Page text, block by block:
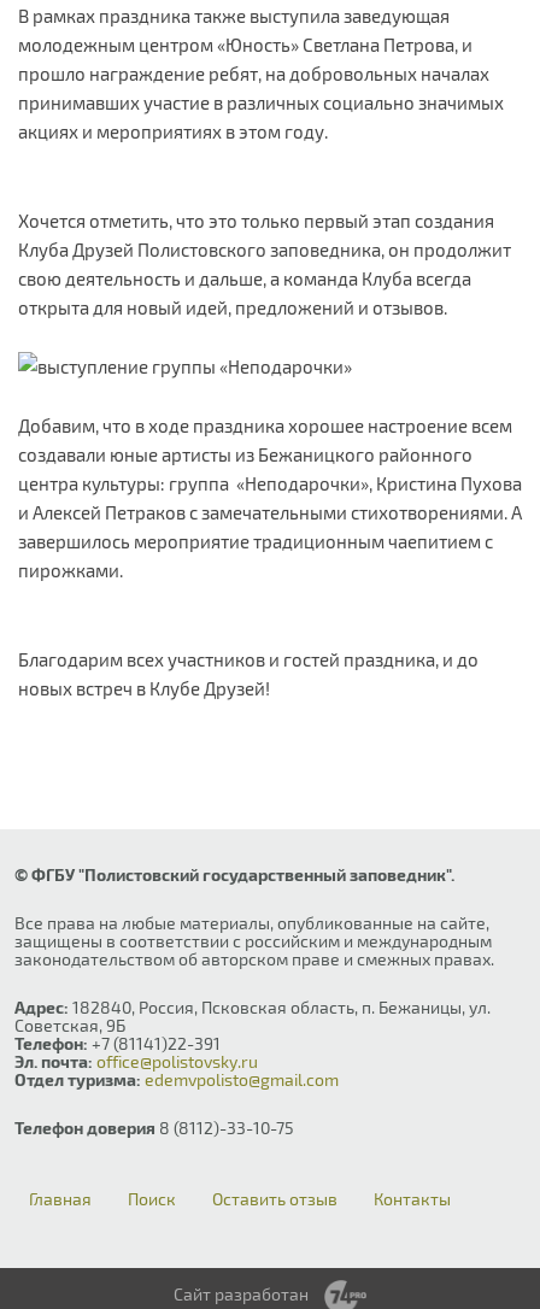
В рамках праздника также выступила заведующая
молодежным центром «Юность» Светлана Петрова, и
прошло награждение ребят, на добровольных началах
принимавших участие в различных социально значимых
акциях и мероприятиях в этом году.
Хочется отметить, что это только первый этап создания
Клуба Друзей Полистовского заповедника, он продолжит
свою деятельность и дальше, а команда Клуба всегда
открыта для новый идей, предложений и отзывов.
Добавим, что в ходе праздника хорошее настроение всем
создавали юные артисты из Бежаницкого районного
центра культуры: группа «Неподарочки», Кристина Пухова
и Алексей Петраков с замечательными стихотворениями. А
завершилось мероприятие традиционным чаепитием с
пирожками.
Благодарим всех участников и гостей праздника, и до
новых встреч в Клубе Друзей!
© ФГБУ "Полистовский государственный заповедник".
Все права на любые материалы, опубликованные на сайте,
защищены в соответствии с российским и международным
законодательством об авторском праве и смежных правах.
Адрес: 182840, Россия, Псковская область, п. Бежаницы, ул.
Советская, 9Б
Телефон: +7 (81141)22-391
Эл. почта: office@polistovsky.ru
Отдел туризма: edemvpolisto@gmail.com
Телефон доверия 8 (8112)-33-10-75
Главная Поиск Оставить отзыв Контакты
Сайт разработан